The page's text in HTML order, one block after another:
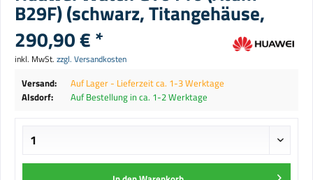
B29F) (schwarz, Titangehäuse,
290,90 € *
inkl. MwSt. zzgl. Versandkosten
Versand:
Auf Lager - Lieferzeit ca. 1-3 Werktage
Alsdorf:
Auf Bestellung in ca. 1-2 Werktage